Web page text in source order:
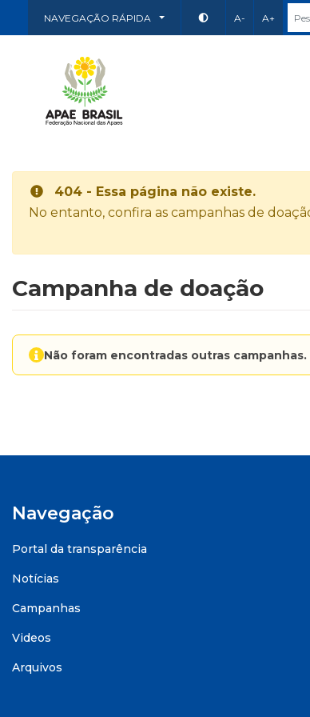
NAVEGAÇÃO RÁPIDA A- A+
404 - Essa página não existe.
No entanto, confira as campanhas de
Campanha de doação
Não foram encontradas outras campanhas.
Navegação
Portal da transparência
Notícias
Campanhas
Videos
Arquivos